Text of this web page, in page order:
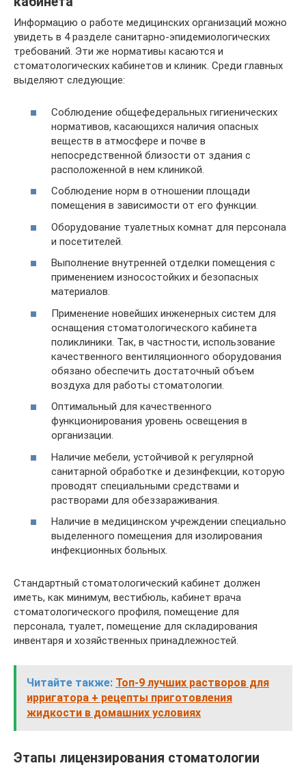
Информацию о работе медицинских организаций можно
увидеть в 4 разделе санитарно-эпидемиологических
требований. Эти же нормативы касаются и
стоматологических кабинетов и клиник. Среди главных
выделяют следующие:
Соблюдение общефедеральных гигиенических
нормативов, касающихся наличия опасных
веществ в атмосфере и почве в
непосредственной близости от здания с
расположенной в нем клиникой.
Соблюдение норм в отношении площади
помещения в зависимости от его функции.
Оборудование туалетных комнат для персонала
и посетителей.
Выполнение внутренней отделки помещения с
применением износостойких и безопасных
материалов.
Применение новейших инженерных систем для
оснащения стоматологического кабинета
поликлиники. Так, в частности, использование
качественного вентиляционного оборудования
обязано обеспечить достаточный объем
воздуха для работы стоматологии.
Оптимальный для качественного
функционирования уровень освещения в
организации.
Наличие мебели, устойчивой к регулярной
санитарной обработке и дезинфекции, которую
проводят специальными средствами и
растворами для обеззараживания.
Наличие в медицинском учреждении специально
выделенного помещения для изолирования
инфекционных больных.
Стандартный стоматологический кабинет должен
иметь, как минимум, вестибюль, кабинет врача
стоматологического профиля, помещение для
персонала, туалет, помещение для складирования
инвентаря и хозяйственных принадлежностей.
Читайте также: Топ-9 лучших растворов для
ирригатора + рецепты приготовления
жидкости в домашних условиях
Этапы лицензирования стоматологии